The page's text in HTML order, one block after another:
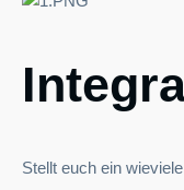
Stellt euch ein